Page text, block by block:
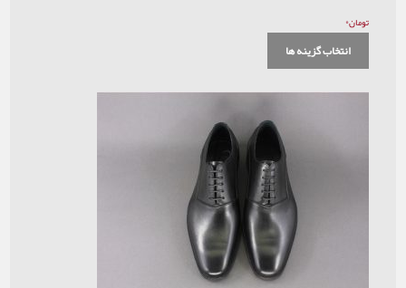
تومان۰
انتخاب گزینه ها